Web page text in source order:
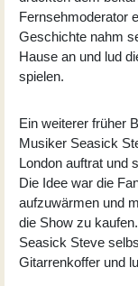
Fernsehmoderator
Geschichte nahm
Hause an und lud
spielen.
Ein weiterer früher
Musiker Seasick
London auftrat und
Die Idee war die
aufzuwärmen und
die Show zu
Seasick Steve
Gitarrenkoffer und